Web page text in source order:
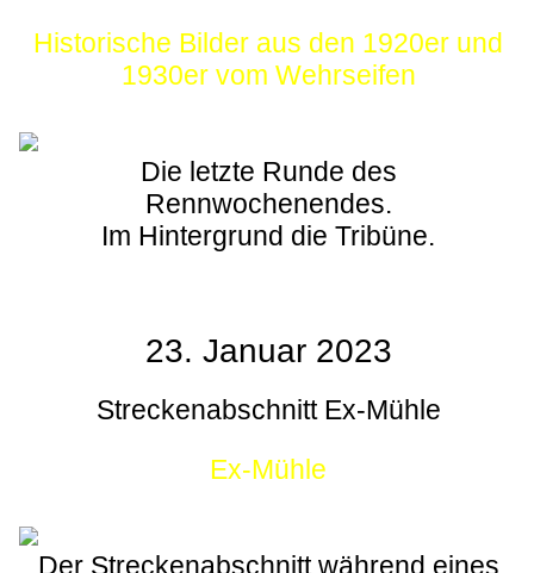
Historische Bilder aus den 1920er und
1930er vom Wehrseifen
Die letzte Runde des
Rennwochenendes.
Im Hintergrund die Tribüne.
23. Januar 2023
Streckenabschnitt Ex-Mühle
Ex-Mühle
Der Streckenabschnitt während eines